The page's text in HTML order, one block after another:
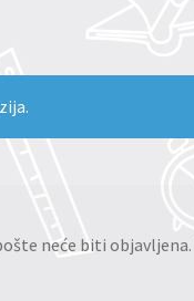
neće biti objavljena.